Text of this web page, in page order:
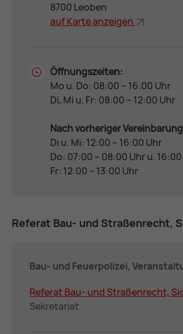
8700 Leoben
auf Kar­te an­zei­gen
Öffnungszeiten:
Mo u. Do: 08:00 – 16:00 Uhr
Di, Mi u. Fr: 08:00 – 12:00 Uhr
Nach vorheriger
Di u. Mi: 12:00 – 16:00 Uhr
Do: 07:00 – 08:00 Uhr u.
Fr: 12:00 – 13:00 Uhr
Re­fe­rat Bau- und Stra­ßen­recht,
Bau- und Feu­er­po­li­zei,
Re­fe­rat Bau- und Stra­ßen­recht,
Sekretariat